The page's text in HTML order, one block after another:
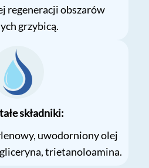
regeneracji obszarów
grzybicą.
składniki:
uwodorniony olej
trietanoloamina.